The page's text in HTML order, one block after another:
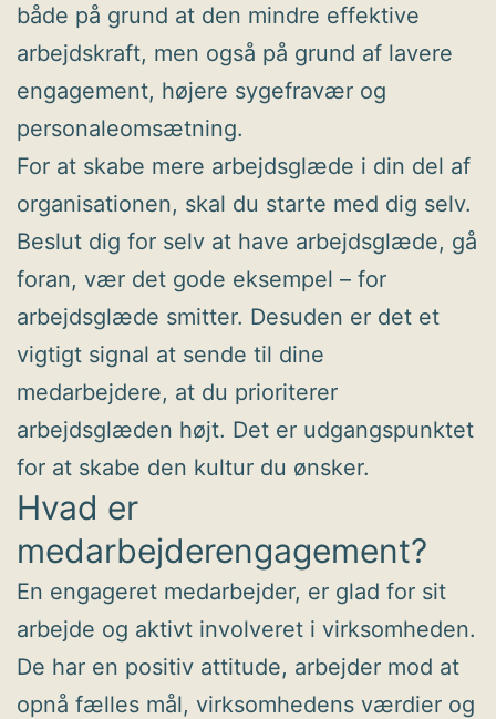
både på grund at den mindre effektive
arbejdskraft, men også på grund af lavere
engagement, højere sygefravær og
personaleomsætning.
For at skabe mere arbejdsglæde i din del af
organisationen, skal du starte med dig selv.
Beslut dig for selv at have arbejdsglæde, gå
foran, vær det gode eksempel – for
arbejdsglæde smitter. Desuden er det et
vigtigt signal at sende til dine
medarbejdere, at du prioriterer
arbejdsglæden højt. Det er udgangspunktet
for at skabe den kultur du ønsker.
Hvad er
medarbejderengagement?
En engageret medarbejder, er glad for sit
arbejde og aktivt involveret i virksomheden.
De har en positiv attitude, arbejder mod at
opnå fælles mål, virksomhedens værdier og